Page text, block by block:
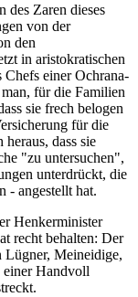
des Zaren dieses
von der
den
in aristokratischen
Chefs einer Ochrana-
für die Familien
sie frech belogen
für die
dass sie
"zu untersuchen",
unterdrückt, die
- angestellt hat.
Henkerminister
recht behalten: Der
Lügner, Meineidige,
Handvoll